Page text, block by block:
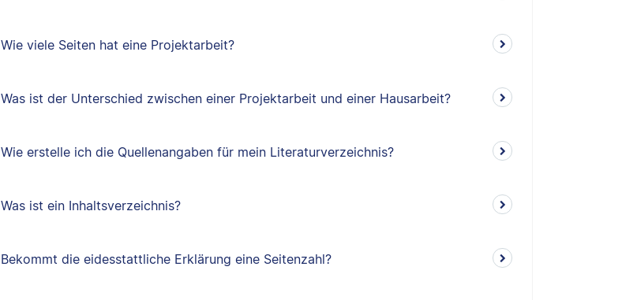
Wie viele Seiten hat eine Projektarbeit?
Was ist der Unterschied zwischen einer Projektarbeit und einer Hausarbeit?
Wie erstelle ich die Quellenangaben für mein Literaturverzeichnis?
Was ist ein Inhaltsverzeichnis?
Bekommt die eidesstattliche Erklärung eine Seitenzahl?